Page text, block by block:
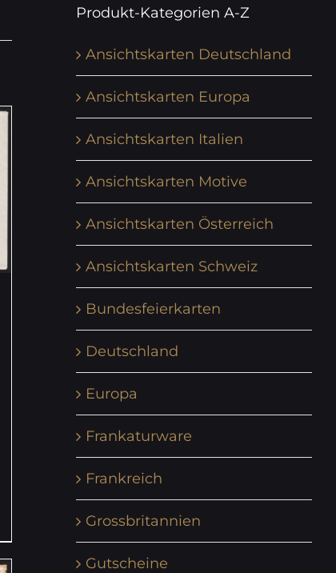
Produkt-Kategorien A-Z
Ansichtskarten Deutschland
Ansichtskarten Europa
Ansichtskarten Italien
Ansichtskarten Motive
Ansichtskarten Österreich
Ansichtskarten Schweiz
Bundesfeierkarten
Deutschland
Europa
Frankaturware
Frankreich
Grossbritannien
Gutscheine